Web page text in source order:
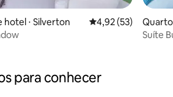
hotel ⋅ Silverton 4,92 de uma
4,92 (53)
Quarto
Suíte
para conhecer